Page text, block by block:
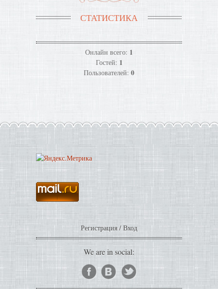
СТАТИСТИКА
Онлайн всего: 1
Гостей: 1
Пользователей: 0
Регистрация / Вход
We are in social: